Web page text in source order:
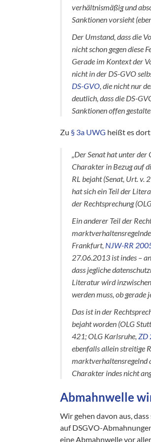
verhältnismäßig und
Sanktionen vorsieht
Der Umstand, dass die
nicht schon gegen diese
Gerade im Kontext der
nicht in der DS-GVO
DS-GVO, die nicht nur
deutlich, dass die DS-
Sanktionen offen
Zu § 3a UWG heißt es
„Der Senat hat unter der
Charakter in Bezug auf
RL bejaht (Senat, Urt. v.
hat sich ein Teil der
der Rechtsprechung
Ein anderer Teil der
Frankfurt, NJW-RR
27.06.2013 ist indes –
dass jegliche
Literatur wird
werden muss, ob gerade
Das ist in der
bejaht worden (OLG
421; OLG Karlsruhe,ZD
ebenfalls allein streitige
marktverhaltensregelnd
Charakter indes nicht
Abmahnwelle
Wir gehen davon aus,
auf DSGVO-
eine Abmahnwelle vor